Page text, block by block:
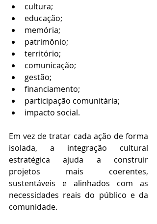
cultura;
educação;
memória;
patrimônio;
território;
comunicação;
gestão;
financiamento;
participação comunitária;
impacto social.
Em vez de tratar cada ação de forma
isolada, a integração cultural
estratégica ajuda a construir
projetos mais coerentes,
sustentáveis e alinhados com as
necessidades reais do público e da
comunidade.